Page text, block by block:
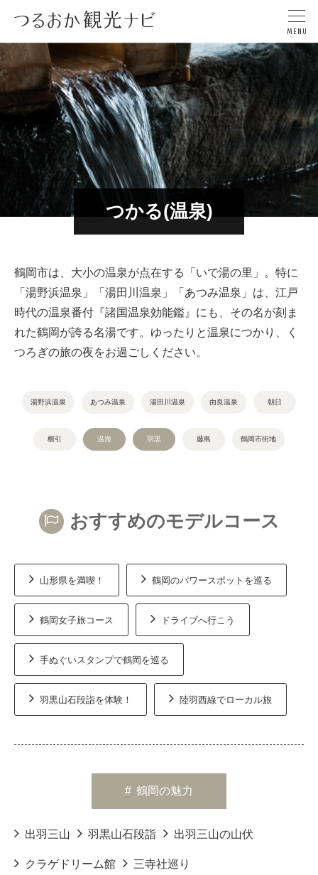
つかる(温泉)
鶴岡市は、大小の温泉が点在する「いで湯の里」。特に
「湯野浜温泉」「湯田川温泉」「あつみ温泉」は、江戸
時代の温泉番付『諸国温泉効能鑑』にも、その名が刻ま
れた鶴岡が誇る名湯です。ゆったりと温泉につかり、く
つろぎの旅の夜をお過ごしください。
湯野浜温泉 あつみ温泉 湯田川温泉 由良温泉 朝日
櫛引 温海 羽黒 藤島 鶴岡市街地
おすすめのモデルコース
山形県を満喫！ 鶴岡のパワースポットを巡る
鶴岡女子旅コース ドライブへ行こう
手ぬぐいスタンプで鶴岡を巡る
羽黒山石段詣を体験！ 陸羽西線でローカル旅
# 鶴岡の魅力
出羽三山 羽黒山石段詣 出羽三山の山伏
クラゲドリーム館 三寺社巡り